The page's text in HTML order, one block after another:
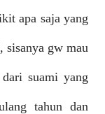
apa saja yang
sisanya gw mau
suami yang
tahun dan